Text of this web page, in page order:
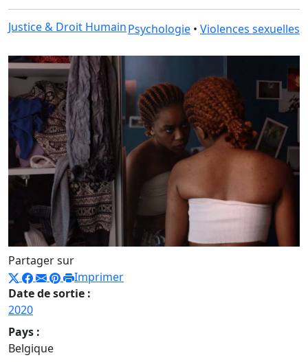
Justice & Droit HumainPsychologie • Violences sexuelles
Partager sur
Imprimer
Date de sortie :
2020
Pays :
Belgique